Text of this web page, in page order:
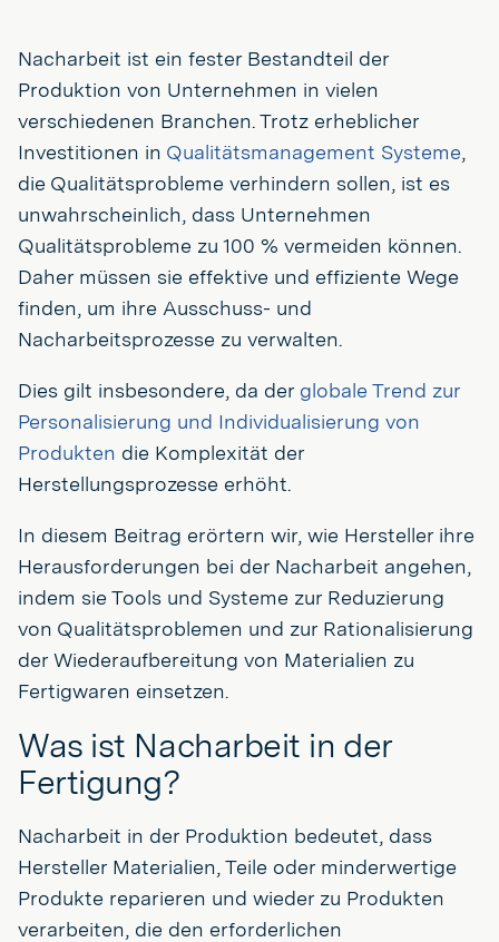
Nacharbeit ist ein fester Bestandteil der
Produktion von Unternehmen in vielen
verschiedenen Branchen. Trotz erheblicher
Investitionen in Qualitätsmanagement Systeme,
die Qualitätsprobleme verhindern sollen, ist es
unwahrscheinlich, dass Unternehmen
Qualitätsprobleme zu 100 % vermeiden können.
Daher müssen sie effektive und effiziente Wege
finden, um ihre Ausschuss- und
Nacharbeitsprozesse zu verwalten.
Dies gilt insbesondere, da der globale Trend zur
Personalisierung und Individualisierung von
Produkten die Komplexität der
Herstellungsprozesse erhöht.
In diesem Beitrag erörtern wir, wie Hersteller ihre
Herausforderungen bei der Nacharbeit angehen,
indem sie Tools und Systeme zur Reduzierung
von Qualitätsproblemen und zur Rationalisierung
der Wiederaufbereitung von Materialien zu
Fertigwaren einsetzen.
Was ist Nacharbeit in der
Fertigung?
Nacharbeit in der Produktion bedeutet, dass
Hersteller Materialien, Teile oder minderwertige
Produkte reparieren und wieder zu Produkten
verarbeiten, die den erforderlichen